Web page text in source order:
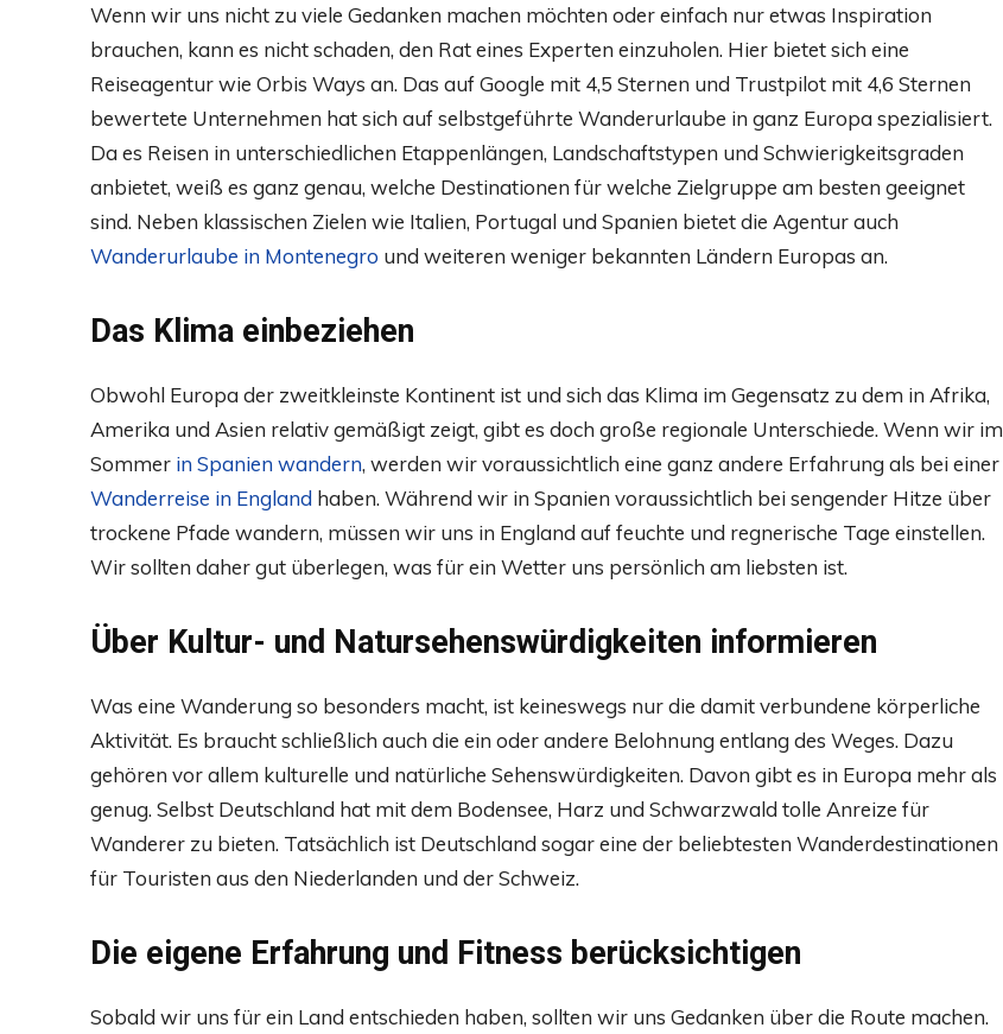
Wenn wir uns nicht zu viele Gedanken machen möchten oder einfach nur etwas Inspiration
brauchen, kann es nicht schaden, den Rat eines Experten einzuholen. Hier bietet sich eine
Reiseagentur wie Orbis Ways an. Das auf Google mit 4,5 Sternen und Trustpilot mit 4,6 Sternen
bewertete Unternehmen hat sich auf selbstgeführte Wanderurlaube in ganz Europa spezialisiert.
Da es Reisen in unterschiedlichen Etappenlängen, Landschaftstypen und Schwierigkeitsgraden
anbietet, weiß es ganz genau, welche Destinationen für welche Zielgruppe am besten geeignet
sind. Neben klassischen Zielen wie Italien, Portugal und Spanien bietet die Agentur auch
Wanderurlaube in Montenegro und weiteren weniger bekannten Ländern Europas an.
Das Klima einbeziehen
Obwohl Europa der zweitkleinste Kontinent ist und sich das Klima im Gegensatz zu dem in Afrika,
Amerika und Asien relativ gemäßigt zeigt, gibt es doch große regionale Unterschiede. Wenn wir im
Sommer in Spanien wandern, werden wir voraussichtlich eine ganz andere Erfahrung als bei einer
Wanderreise in England haben. Während wir in Spanien voraussichtlich bei sengender Hitze über
trockene Pfade wandern, müssen wir uns in England auf feuchte und regnerische Tage einstellen.
Wir sollten daher gut überlegen, was für ein Wetter uns persönlich am liebsten ist.
Über Kultur- und Natursehenswürdigkeiten informieren
Was eine Wanderung so besonders macht, ist keineswegs nur die damit verbundene körperliche
Aktivität. Es braucht schließlich auch die ein oder andere Belohnung entlang des Weges. Dazu
gehören vor allem kulturelle und natürliche Sehenswürdigkeiten. Davon gibt es in Europa mehr als
genug. Selbst Deutschland hat mit dem Bodensee, Harz und Schwarzwald tolle Anreize für
Wanderer zu bieten. Tatsächlich ist Deutschland sogar eine der beliebtesten Wanderdestinationen
für Touristen aus den Niederlanden und der Schweiz.
Die eigene Erfahrung und Fitness berücksichtigen
Sobald wir uns für ein Land entschieden haben, sollten wir uns Gedanken über die Route machen.